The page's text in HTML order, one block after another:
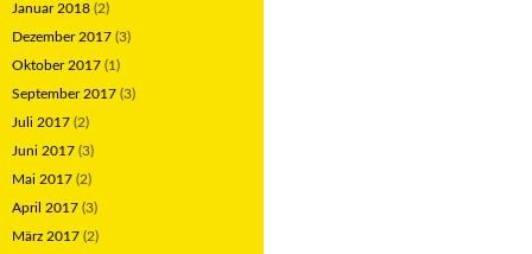
Januar 2018 (2)
Dezember 2017 (3)
Oktober 2017 (1)
September 2017 (3)
Juli 2017 (2)
Juni 2017 (3)
Mai 2017 (2)
April 2017 (3)
März 2017 (2)